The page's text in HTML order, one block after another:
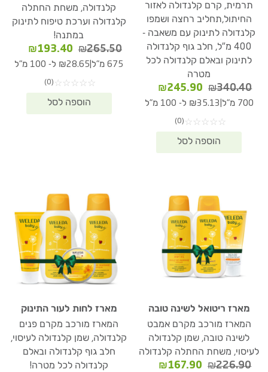
תרמית, קרם קלנדולה לאזור
החיתול,תחליב רחצה ושמפו
קלנדולה לתינוק עם משאבה -
400 מ"ל, חלב גוף קלנדולה
לתינוק ובאלם קלנדולה לכל
מטרה
₪340.40
המחיר
המקורי
₪340.40.
₪245.90
המחיר
הנוכחי
700 מ"ל ₪35.13 ל- 100 מ"ל
☆
☆
☆
☆
☆
(0)
קלנדולה, משחת החתלה
קלנדולה וערכת טיפוח לתינוק
במתנה!
₪265.50
המחיר
המקורי
₪265.50.
₪193.40
הנוכחי
675 מ"ל ₪28.65 ל- 100 מ"ל
☆
☆
☆
☆
☆
(0)
מארז ריטואל לשינה טובה
המארז מורכב מקרם אמבט
לשינה טובה, שמן קלנדולה
לעיסוי, משחת החתלה קלנדולה
₪226.90
המחיר
₪167.90
המחיר
מארז לחות לעור התינוק
המארז מורכב מקרם פנים
קלנדולה, שמן קלנדולה לעיסוי,
חלב גוף קלנדולה ובאלם
קלנדולה לכל מטרה!